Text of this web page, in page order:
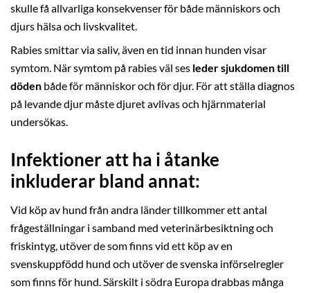
skulle få allvarliga konsekvenser för både människors och
djurs hälsa och livskvalitet.
Rabies smittar via saliv, även en tid innan hunden visar
symtom. När symtom på rabies väl ses leder sjukdomen till
döden både för människor och för djur. För att ställa diagnos
på levande djur måste djuret avlivas och hjärnmaterial
undersökas.
Infektioner att ha i åtanke
inkluderar bland annat:
Vid köp av hund från andra länder tillkommer ett antal
frågeställningar i samband med veterinärbesiktning och
friskintyg, utöver de som finns vid ett köp av en
svenskuppfödd hund och utöver de svenska införselregler
som finns för hund. Särskilt i södra Europa drabbas många